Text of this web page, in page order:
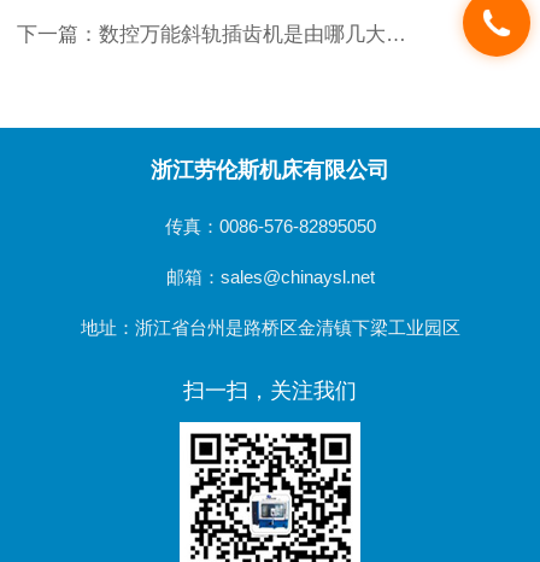
下一篇： 数控万能斜轨插齿机是由哪几大部分组成的呢？
浙江劳伦斯机床有限公司
传真：0086-576-82895050
邮箱：sales@chinaysl.net
地址：浙江省台州是路桥区金清镇下梁工业园区
扫一扫，关注我们